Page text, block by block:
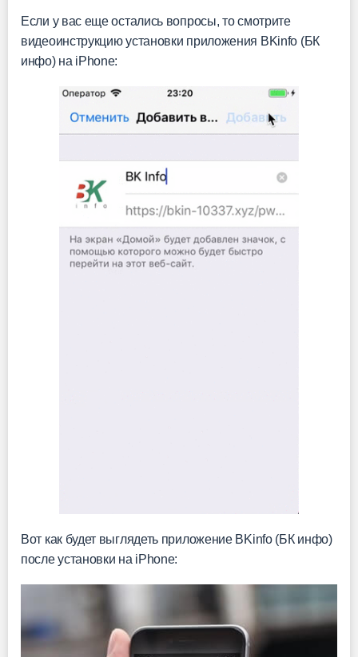
Если у вас еще остались вопросы, то смотрите
видеоинструкцию установки приложения BKinfo (БК
инфо) на iPhone:
Вот как будет выглядеть приложение BKinfo (БК инфо)
после установки на iPhone: